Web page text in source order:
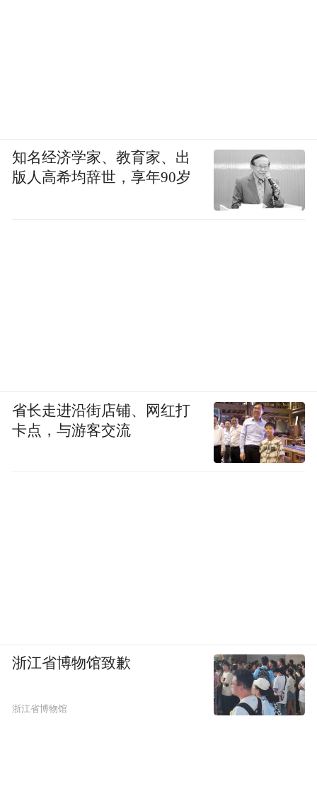
知名经济学家、教育家、出
版人高希均辞世，享年90岁
省长走进沿街店铺、网红打
卡点，与游客交流
浙江省博物馆致歉
浙江省博物馆